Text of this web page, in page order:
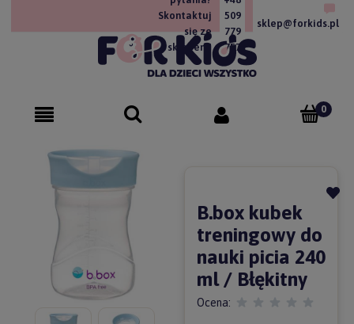
Skontaktuj
się ze
sklepem!
509
779
757
sklep@forkids.pl
B.box kubek
treningowy do
nauki picia 240
ml / Błękitny
Ocena: